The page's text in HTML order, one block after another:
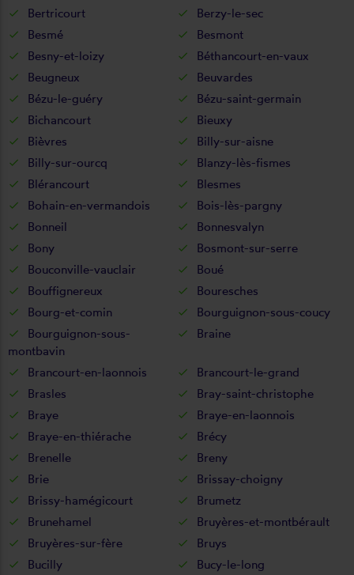
Bertricourt
Berzy-le-sec
Besmé
Besmont
Besny-et-loizy
Béthancourt-en-vaux
Beugneux
Beuvardes
Bézu-le-guéry
Bézu-saint-germain
Bichancourt
Bieuxy
Bièvres
Billy-sur-aisne
Billy-sur-ourcq
Blanzy-lès-fismes
Blérancourt
Blesmes
Bohain-en-vermandois
Bois-lès-pargny
Bonneil
Bonnesvalyn
Bony
Bosmont-sur-serre
Bouconville-vauclair
Boué
Bouffignereux
Bouresches
Bourg-et-comin
Bourguignon-sous-coucy
Bourguignon-sous-
montbavin
Braine
Brancourt-en-laonnois
Brancourt-le-grand
Brasles
Bray-saint-christophe
Braye
Braye-en-laonnois
Braye-en-thiérache
Brécy
Brenelle
Breny
Brie
Brissay-choigny
Brissy-hamégicourt
Brumetz
Brunehamel
Bruyères-et-montbérault
Bruyères-sur-fère
Bruys
Bucilly
Bucy-le-long